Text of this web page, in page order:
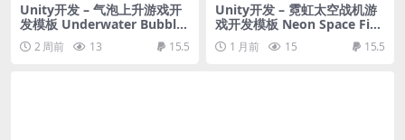
Unity开发 – 气泡上升游戏开
发模板 Underwater Bubble
Balloon Rise Up Protector
2 周前 13 15.5
Unity开发 – 霓虹太空战机游
戏开发模板 Neon Space Fig
hter – shooting meteorites
and spaceships. Endless sci
1 月前 15 15.5